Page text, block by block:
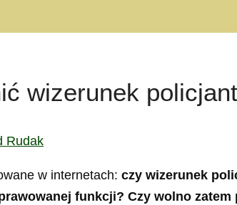
wizerunek
Rudak
w internetach: czy wizerunek
funkcji? Czy wolno